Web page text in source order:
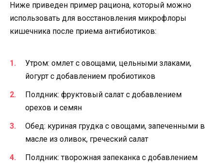
Ниже приведен пример рациона, который можно
использовать для восстановления микрофлоры
кишечника после приема антибиотиков:
Утром: омлет с овощами, цельными злаками,
йогурт с добавлением пробиотиков
Полдник: фруктовый салат с добавлением
орехов и семян
Обед: куриная грудка с овощами, запеченными в
масле из оливок, греческий салат
Полдник: творожная запеканка с добавлением